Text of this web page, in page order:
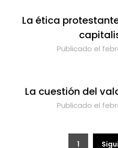
La ética
Publicado el
La cuestión del
Publicado el
1